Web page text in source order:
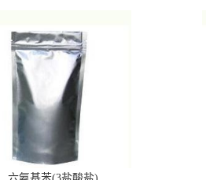
六氨基苯(3盐酸盐)